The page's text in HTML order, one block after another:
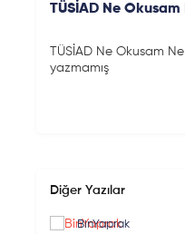
TÜSİAD Ne Okusam
TÜSİAD Ne Okusam
yazmamış
Diğer Yazılar
BinYaprak